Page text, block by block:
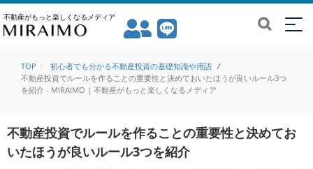
不動産がもっと楽しくなるメディア
TOP 初心者でも分かる不動産投資の基礎知識や用語 /
不動産投資でルールを作ることの重要性と決めておいたほうが良いルール3つ
を紹介 - MIRAIMO | 不動産がもっと楽しくなるメディア
不動産投資でルールを作ることの重要性と決めてお
いたほうが良いルール3つを紹介